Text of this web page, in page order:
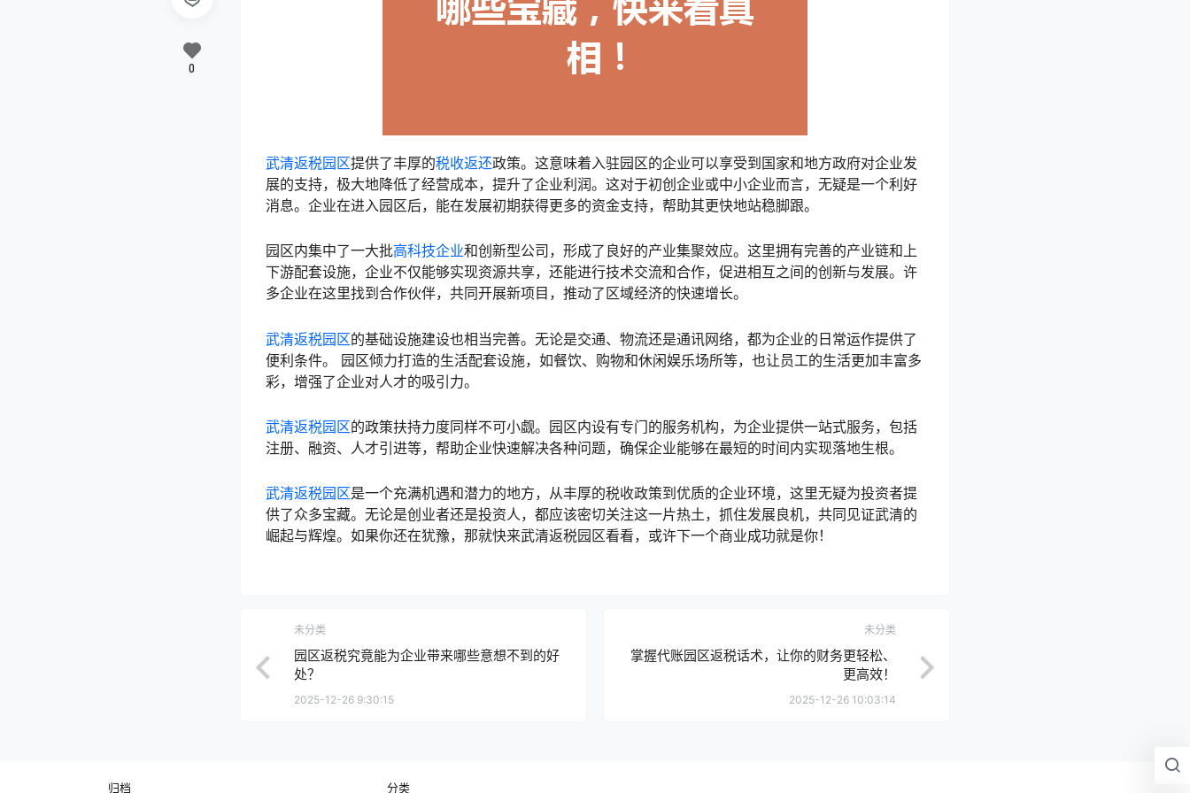
武清返税园区提供了丰厚的税收返还政策。这意味着入驻园区的企业可以享受到国家和地方政府对企业发
展的支持，极大地降低了经营成本，提升了企业利润。这对于初创企业或中小企业而言，无疑是一个利好
消息。企业在进入园区后，能在发展初期获得更多的资金支持，帮助其更快地站稳脚跟。
园区内集中了一大批高科技企业和创新型公司，形成了良好的产业集聚效应。这里拥有完善的产业链和上
下游配套设施，企业不仅能够实现资源共享，还能进行技术交流和合作，促进相互之间的创新与发展。许
多企业在这里找到合作伙伴，共同开展新项目，推动了区域经济的快速增长。
武清返税园区的基础设施建设也相当完善。无论是交通、物流还是通讯网络，都为企业的日常运作提供了
便利条件。 园区倾力打造的生活配套设施，如餐饮、购物和休闲娱乐场所等，也让员工的生活更加丰富多
彩，增强了企业对人才的吸引力。
武清返税园区的政策扶持力度同样不可小觑。园区内设有专门的服务机构，为企业提供一站式服务，包括
注册、融资、人才引进等，帮助企业快速解决各种问题，确保企业能够在最短的时间内实现落地生根。
武清返税园区是一个充满机遇和潜力的地方，从丰厚的税收政策到优质的企业环境，这里无疑为投资者提
供了众多宝藏。无论是创业者还是投资人，都应该密切关注这一片热土，抓住发展良机，共同见证武清的
崛起与辉煌。如果你还在犹豫，那就快来武清返税园区看看，或许下一个商业成功就是你！
0
未分类
园区返税究竟能为企业带来哪些意想不到的好
处？
2025-12-26 9:30:15
未分类
掌握代账园区返税话术，让你的财务更轻松、
更高效！
2025-12-26 10:03:14
归档 分类